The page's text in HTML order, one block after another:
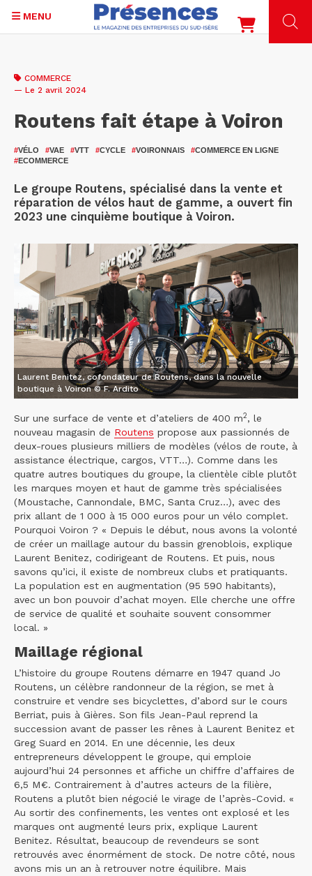
contenu
MENU
COMMERCE
— Le 2 avril 2024
Routens fait étape à Voiron
#VÉLO #VAE #VTT #CYCLE #VOIRONNAIS #COMMERCE EN LIGNE
#ECOMMERCE
Le groupe Routens, spécialisé dans la vente et
réparation de vélos haut de gamme, a ouvert fin
2023 une cinquième boutique à Voiron.
Laurent Benitez, cofondateur de Routens, dans la nouvelle
boutique à Voiron © F. Ardito
Sur une surface de vente et d’ateliers de 400 m2, le
nouveau magasin de Routens propose aux passionnés de
deux-roues plusieurs milliers de modèles (vélos de route, à
assistance électrique, cargos, VTT…). Comme dans les
quatre autres boutiques du groupe, la clientèle cible plutôt
les marques moyen et haut de gamme très spécialisées
(Moustache, Cannondale, BMC, Santa Cruz…), avec des
prix allant de 1 000 à 15 000 euros pour un vélo complet.
Pourquoi Voiron ? « Depuis le début, nous avons la volonté
de créer un maillage autour du bassin grenoblois, explique
Laurent Benitez, codirigeant de Routens. Et puis, nous
savons qu’ici, il existe de nombreux clubs et pratiquants.
La population est en augmentation (95 590 habitants),
avec un bon pouvoir d’achat moyen. Elle cherche une offre
de service de qualité et souhaite souvent consommer
local. »
Maillage régional
L’histoire du groupe Routens démarre en 1947 quand Jo
Routens, un célèbre randonneur de la région, se met à
construire et vendre ses bicyclettes, d’abord sur le cours
Berriat, puis à Gières. Son fils Jean-Paul reprend la
succession avant de passer les rênes à Laurent Benitez et
Greg Suard en 2014. En une décennie, les deux
entrepreneurs développent le groupe, qui emploie
aujourd’hui 24 personnes et affiche un chiffre d’affaires de
6,5 M€. Contrairement à d’autres acteurs de la filière,
Routens a plutôt bien négocié le virage de l’après-Covid. «
Au sortir des confinements, les ventes ont explosé et les
marques ont augmenté leurs prix, explique Laurent
Benitez. Résultat, beaucoup de revendeurs se sont
retrouvés avec énormément de stock. De notre côté, nous
avons mis un an à retrouver notre équilibre. Mais